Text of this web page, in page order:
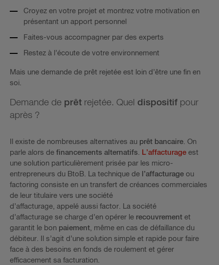
Croyez en votre projet et montrez votre motivation en
présentant un apport personnel
Faites-vous accompagner par des experts
Restez à l’écoute de votre environnement
Mais une demande de prêt rejetée est loin d’être une fin en
soi.
Demande de prêt rejetée. Quel dispositif pour
après ?
Il existe de nombreuses alternatives au prêt bancaire . On
parle alors de financements alternatifs L’affacturage est
une solution particulièrement prisée par les micro-
entrepreneurs du BtoB. La technique de l’affacturage ou
factoring consiste en un transfert de créances commerciales
de leur titulaire vers une société
d’affacturage, appelé aussi factor. La société
d’affacturage se charge d’en opérer le recouvrement et
garantit le bon paiement , même en cas de défaillance du
débiteur. Il s’agit d’une solution simple et rapide pour faire
face à des besoins en fonds de roulement et gérer
efficacement sa facturation.